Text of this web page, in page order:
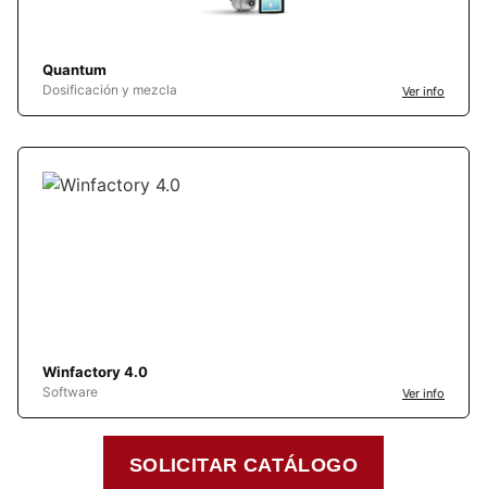
Quantum
Dosificación y mezcla Ver info
Winfactory 4.0
Software Ver info
SOLICITAR CATÁLOGO